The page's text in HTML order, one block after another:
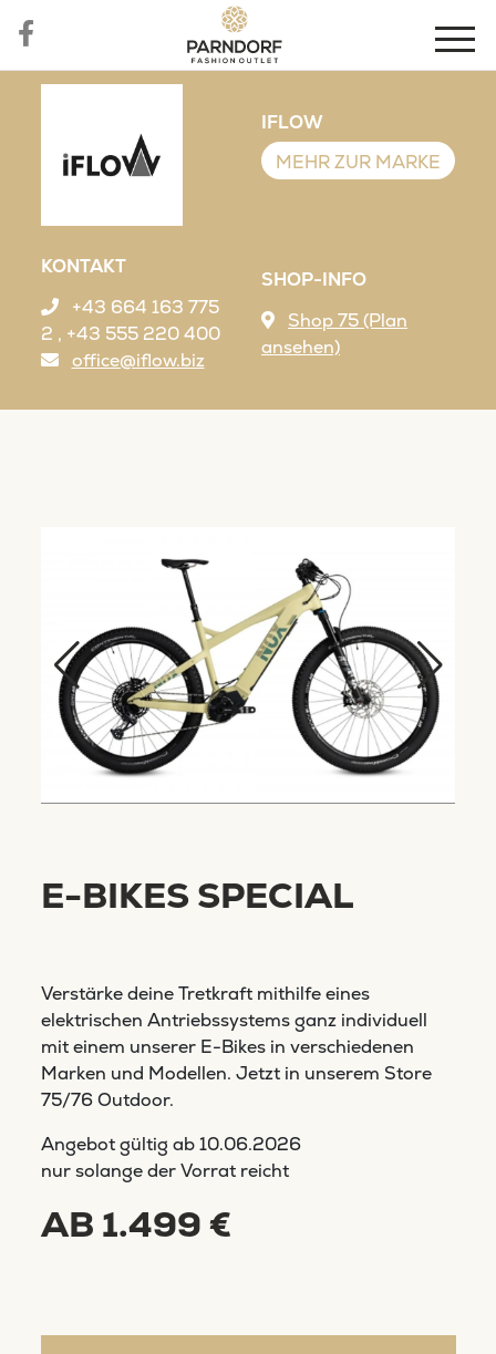
IFLOW
MEHR ZUR MARKE
KONTAKT
+43 664 163 775
2 , +43 555 220 400
office@iflow.biz
SHOP-INFO
Shop 75 (Plan
ansehen)
E-BIKES SPECIAL
Verstärke deine Tretkraft mithilfe eines
elektrischen Antriebssystems ganz individuell
mit einem unserer E-Bikes in verschiedenen
Marken und Modellen. Jetzt in unserem Store
75/76 Outdoor.
Angebot gültig ab10.06.2026
nur solange der Vorrat reicht
AB 1.499 €